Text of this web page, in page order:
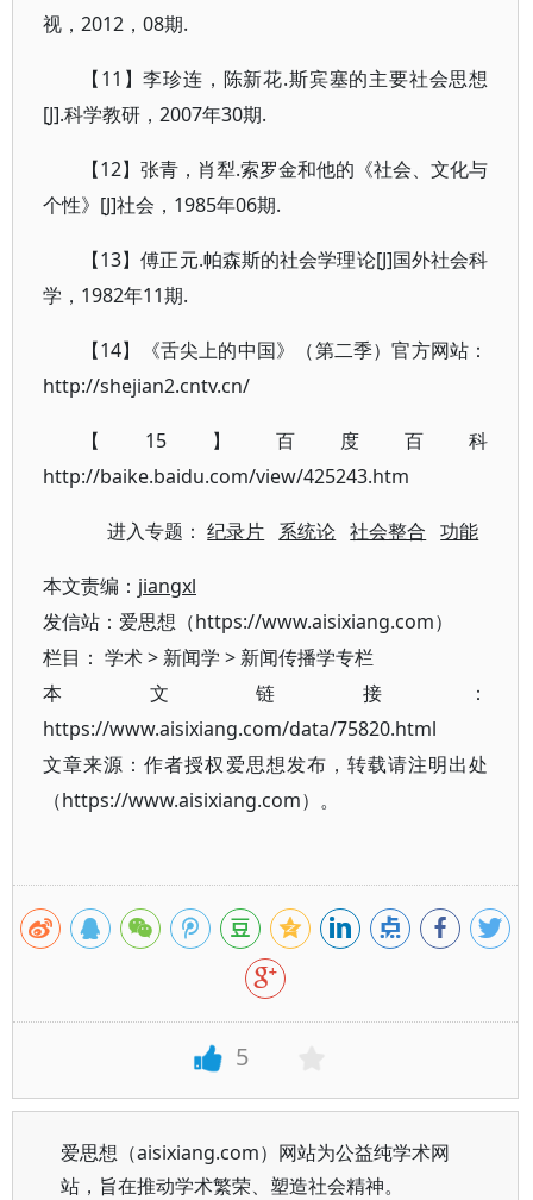
视，2012，08期.
【11】李珍连，陈新花.斯宾塞的主要社会思想
[J].科学教研，2007年30期.
【12】张青，肖犁.索罗金和他的《社会、文化与
个性》[J]社会，1985年06期.
【13】傅正元.帕森斯的社会学理论[J]国外社会科
学，1982年11期.
【14】《舌尖上的中国》（第二季）官方网站：
http://shejian2.cntv.cn/
【15】百度百科
http://baike.baidu.com/view/425243.htm
进入专题：纪录片 系统论 社会整合 功能
本文责编： jiangxl
发信站：爱思想（https://www.aisixiang.com）
栏目： 学术> 新闻学 > 新闻传播学专栏
本文链接：
https://www.aisixiang.com/data/75820.html
文章来源：作者授权爱思想发布，转载请注明出处
（https://www.aisixiang.com）。
5
爱思想（aisixiang.com）网站为公益纯学术网
站，旨在推动学术繁荣、塑造社会精神。